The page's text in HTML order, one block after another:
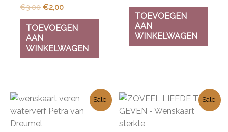
€3,00 €2,00
TOEVOEGEN
AAN
WINKELWAGEN
TOEVOEGEN
AAN
WINKELWAGEN
Sale! Sale!